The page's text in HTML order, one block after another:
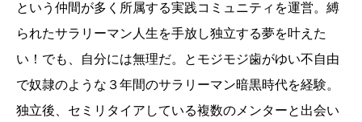
という仲間が多く所属する実践コミュニティを運営。縛
られたサラリーマン人生を手放し独立する夢を叶えた
い！でも、自分には無理だ。とモジモジ歯がゆい不自由
で奴隷のような３年間のサラリーマン暗黒時代を経験。
独立後、セミリタイアしている複数のメンターと出会い